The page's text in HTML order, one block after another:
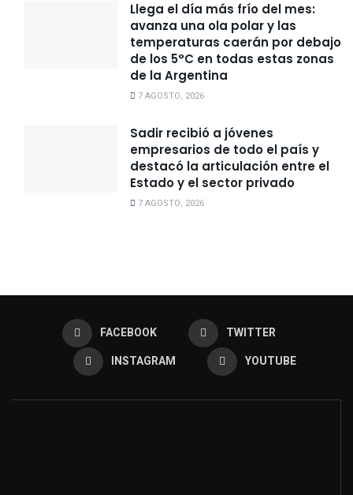
Llega el día más frío del mes:
avanza una ola polar y las
temperaturas caerán por debajo
de los 5°C en todas estas zonas
de la Argentina
7 AGOSTO, 2026
Sadir recibió a jóvenes
empresarios de todo el país y
destacó la articulación entre el
Estado y el sector privado
7 AGOSTO, 2026
FACEBOOK
TWITTER
INSTAGRAM
YOUTUBE